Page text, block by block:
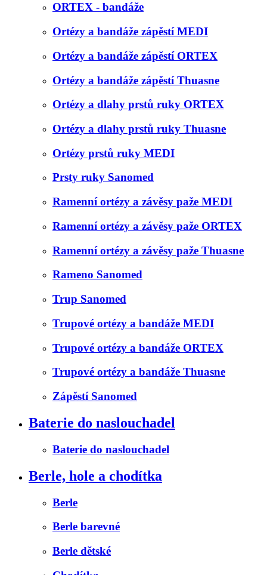
ORTEX - bandáže
Ortézy a bandáže zápěstí MEDI
Ortézy a bandáže zápěstí ORTEX
Ortézy a bandáže zápěstí Thuasne
Ortézy a dlahy prstů ruky ORTEX
Ortézy a dlahy prstů ruky Thuasne
Ortézy prstů ruky MEDI
Prsty ruky Sanomed
Ramenní ortézy a závěsy paže MEDI
Ramenní ortézy a závěsy paže ORTEX
Ramenní ortézy a závěsy paže Thuasne
Rameno Sanomed
Trup Sanomed
Trupové ortézy a bandáže MEDI
Trupové ortézy a bandáže ORTEX
Trupové ortézy a bandáže Thuasne
Zápěstí Sanomed
Baterie do naslouchadel
Baterie do naslouchadel
Berle, hole a chodítka
Berle
Berle barevné
Berle dětské